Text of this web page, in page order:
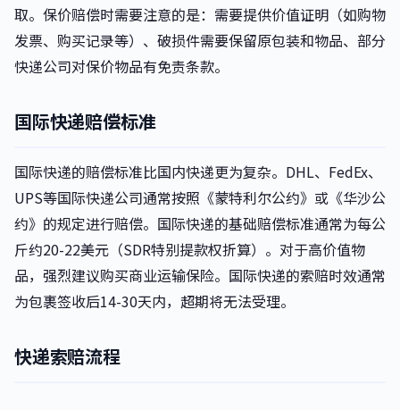
取。保价赔偿时需要注意的是：需要提供价值证明（如购物
发票、购买记录等）、破损件需要保留原包装和物品、部分
快递公司对保价物品有免责条款。
国际快递赔偿标准
国际快递的赔偿标准比国内快递更为复杂。DHL、FedEx、
UPS等国际快递公司通常按照《蒙特利尔公约》或《华沙公
约》的规定进行赔偿。国际快递的基础赔偿标准通常为每公
斤约20-22美元（SDR特别提款权折算）。对于高价值物
品，强烈建议购买商业运输保险。国际快递的索赔时效通常
为包裹签收后14-30天内，超期将无法受理。
快递索赔流程